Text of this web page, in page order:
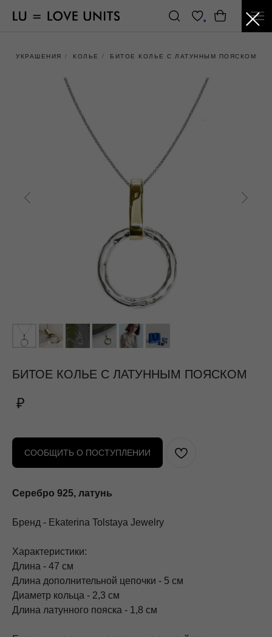
УКРАШЕНИЯ / КОЛЬЕ / БИТОЕ КОЛЬЕ С ЛАТУННЫМ ПОЯСКОМ
БИТОЕ КОЛЬЕ С ЛАТУННЫМ ПОЯСКОМ
₽
СООБЩИТЬ О ПОСТУПЛЕНИИ
Серебро 925, латунь
Бренд - Ekaterina Tolstaya Jewelry
Характеристики:
Длина - 47 см
Длина дополнительной цепочки - 5 см
Диаметр кольца - 2,3 см
Длина латунного пояска - 1,8 см